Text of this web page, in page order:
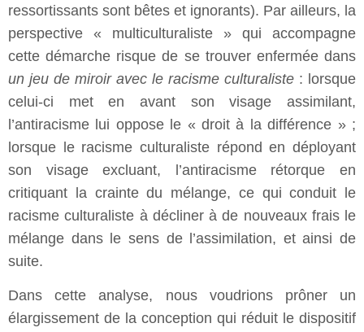
ressortissants sont bêtes et ignorants). Par ailleurs, la
perspective « multiculturaliste » qui accompagne
cette démarche risque de se trouver enfermée dans
un jeu de miroir avec le racisme culturaliste : lorsque
celui-ci met en avant son visage assimilant,
l’antiracisme lui oppose le « droit à la différence » ;
lorsque le racisme culturaliste répond en déployant
son visage excluant, l’antiracisme rétorque en
critiquant la crainte du mélange, ce qui conduit le
racisme culturaliste à décliner à de nouveaux frais le
mélange dans le sens de l’assimilation, et ainsi de
suite.
Dans cette analyse, nous voudrions prôner un
élargissement de la conception qui réduit le dispositif